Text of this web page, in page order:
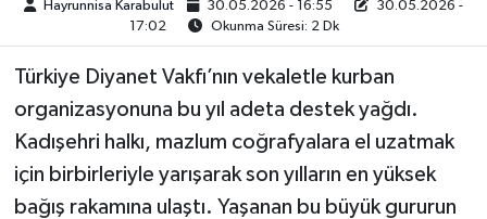
Hayrunnisa Karabulut 30.05.2026 - 16:55
30.05.2026 -
17:02
Okunma Süresi: 2 Dk
Türkiye Diyanet Vakfı’nın vekaletle kurban
organizasyonuna bu yıl adeta destek yağdı.
Kadışehri halkı, mazlum coğrafyalara el uzatmak
için birbirleriyle yarışarak son yılların en yüksek
bağış rakamına ulaştı. Yaşanan bu büyük gururun